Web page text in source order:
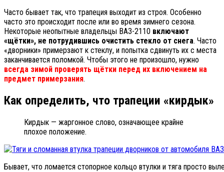
Часто бывает так, что трапеция выходит из строя. Особенно
часто это происходит после или во время зимнего сезона.
Некоторые неопытные владельцы ВАЗ-2110 включают
«щётки», не потрудившись очистить стекло от снега. Часто
«дворники» примерзают к стеклу, и попытка сдвинуть их с места
заканчивается поломкой. Чтобы этого не произошло, нужно
всегда зимой проверять щётки перед их включением на
предмет примерзания.
Как определить, что трапеции «кирдык»
Кирдык — жаргонное слово, означающее крайне
плохое положение.
Бывает, что ломается стопорное кольцо втулки и тяга просто